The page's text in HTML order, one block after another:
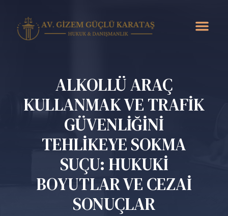
ALKOLLÜ ARAÇ
KULLANMAK VE TRAFİK
GÜVENLİĞİNİ
TEHLİKEYE SOKMA
SUÇU: HUKUKİ
BOYUTLAR VE CEZAİ
SONUÇLAR